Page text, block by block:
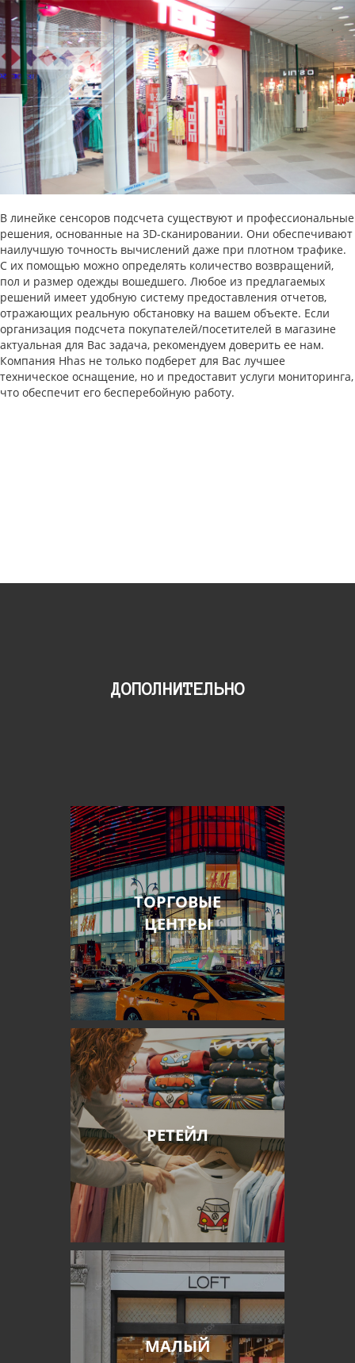
В линейке сенсоров подсчета существуют и профессиональные
решения, основанные на 3D-сканировании. Они обеспечивают
наилучшую точность вычислений даже при плотном трафике.
С их помощью можно определять количество возвращений,
пол и размер одежды вошедшего. Любое из предлагаемых
решений имеет удобную систему предоставления отчетов,
отражающих реальную обстановку на вашем объекте. Если
организация подсчета покупателей/посетителей в магазине
актуальная для Вас задача, рекомендуем доверить ее нам.
Компания Hhas не только подберет для Вас лучшее
техническое оснащение, но и предоставит услуги мониторинга,
что обеспечит его бесперебойную работу.
ДОПОЛНИТЕЛЬНО
ТОРГОВЫЕ
ЦЕНТРЫ
РЕТЕЙЛ
МАЛЫЙ